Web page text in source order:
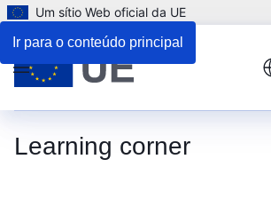
Ir para o conteúdo principal
Um sítio Web oficial da UE
Learning corner
Menu